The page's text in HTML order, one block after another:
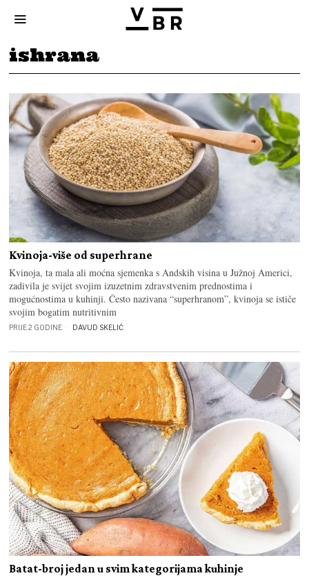
ishrana
Kvinoja-više od superhrane
Kvinoja, ta mala ali moćna sjemenka s Andskih visina u Južnoj Americi,
zadivila je svijet svojim izuzetnim zdravstvenim prednostima i
mogućnostima u kuhinji. Često nazivana “superhranom”, kvinoja se ističe
svojim bogatim nutritivnim
PRIJE 2 GODINE DAVUD SKELIĆ
Batat-broj jedan u svim kategorijama kuhinje